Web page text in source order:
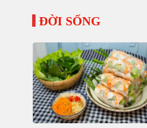
ĐỜI SỐNG